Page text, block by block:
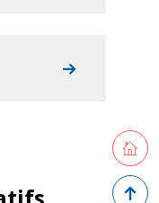
Retour